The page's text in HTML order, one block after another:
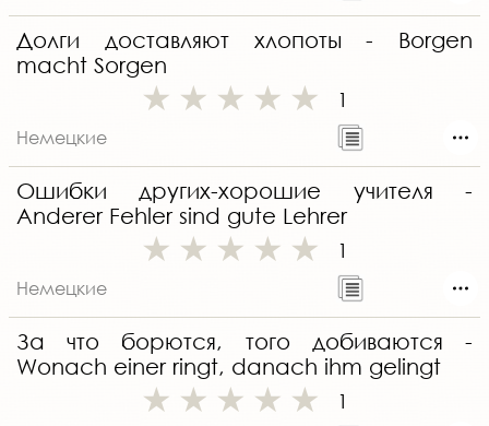
Долги доставляют хлопоты - Borgen
macht Sorgen
1
Немецкие
Ошибки других-хорошие учителя -
Anderer Fehler sind gute Lehrer
1
Немецкие
За что борются, того добиваются -
Wonach einer ringt, danach ihm gelingt
1